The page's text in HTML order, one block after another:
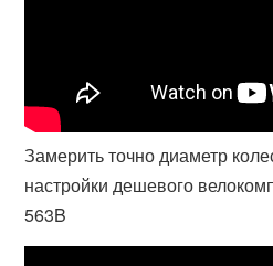
Замерить точно диаметр
настройки дешевого
563B